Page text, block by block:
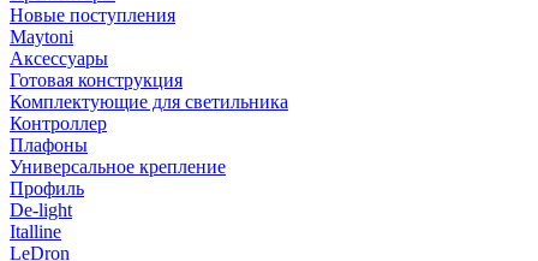
Новые поступления
Maytoni
Аксессуары
Готовая конструкция
Комплектующие для светильника
Контроллер
Плафоны
Универсальное крепление
Профиль
De-light
Italline
LeDron